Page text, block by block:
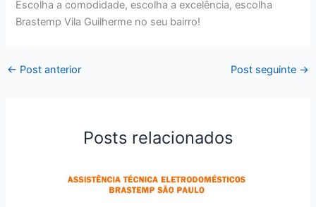
Escolha a comodidade, escolha a excelência, escolha
Brastemp Vila Guilherme no seu bairro!
← Post anterior Post seguinte →
Posts relacionados